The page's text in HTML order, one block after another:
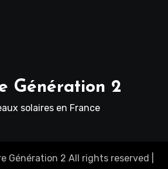
Génération 2
solaires en France
Génération 2 All rights reserved